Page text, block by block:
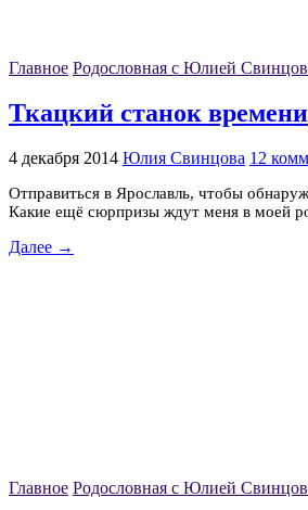
Главное Родословная с Юлией
Ткацкий станок времени
4 декабря 2014 Юлия Свинцова 12
Отправиться в Ярославль, чтобы
Какие ещё сюрпризы ждут меня в моей
Далее →
Главное Родословная с Юлией